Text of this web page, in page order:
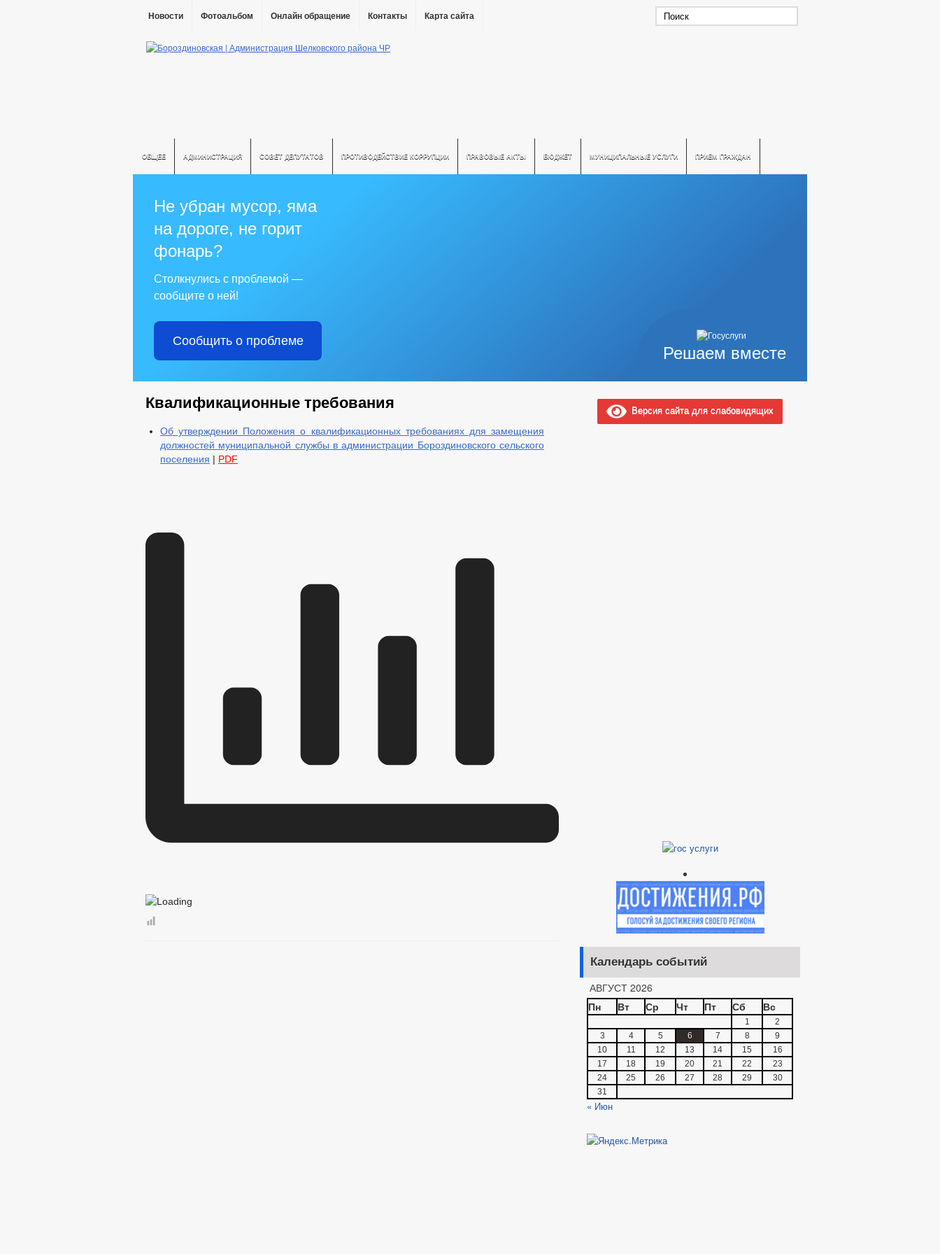
Новости Фотоальбом Онлайн обращение Контакты Карта сайта
ОБЩЕЕ АДМИНИСТРАЦИЯ СОВЕТ ДЕПУТАТОВ ПРОТИВОДЕЙСТВИЕ КОРРУПЦИИ ПРАВОВЫЕ АКТЫ БЮДЖЕТ МУНИЦИПАЛЬНЫЕ УСЛУГИ ПРИЕМ ГРАЖДАН
Решаем вместе
Не убран мусор, яма
на дороге, не горит
фонарь?
Столкнулись с проблемой —
сообщите о ней!
Сообщить о проблеме
Квалификационные требования
Об утверждении Положения о квалификационных требованиях для замещения
должностей муниципальной службы в администрации Бороздиновского сельского
поселения | PDF
Версия сайта для слабовидящих
Календарь событий
АВГУСТ 2026
Пн
Вт Ср Чт Пт Сб Вс
1
2
3
4 5 6 7 8
9
10
11 12 13 14 15
16
17
18 19 20 21 22
23
24
25 26 27 28 29
30
31
« Июн